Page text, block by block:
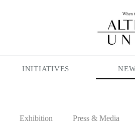
INITIATIVES
Exhibition Press & Media